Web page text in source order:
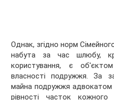
Однак, згідно норм
набута за час шлюбу,
користування, є
власності подружжя. За
майна подружжя адвокатом
рівності часток